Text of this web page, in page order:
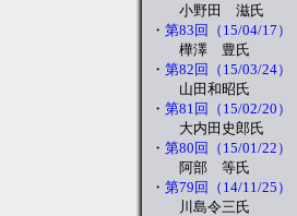
小野田 滋氏
・ 第83回（15/04/17）
樺澤 豊氏
・ 第82回（15/03/24）
山田和昭氏
・ 第81回（15/02/20）
大内田史郎氏
・ 第80回（15/01/22）
阿部 等氏
・ 第79回（14/11/25）
川島令三氏